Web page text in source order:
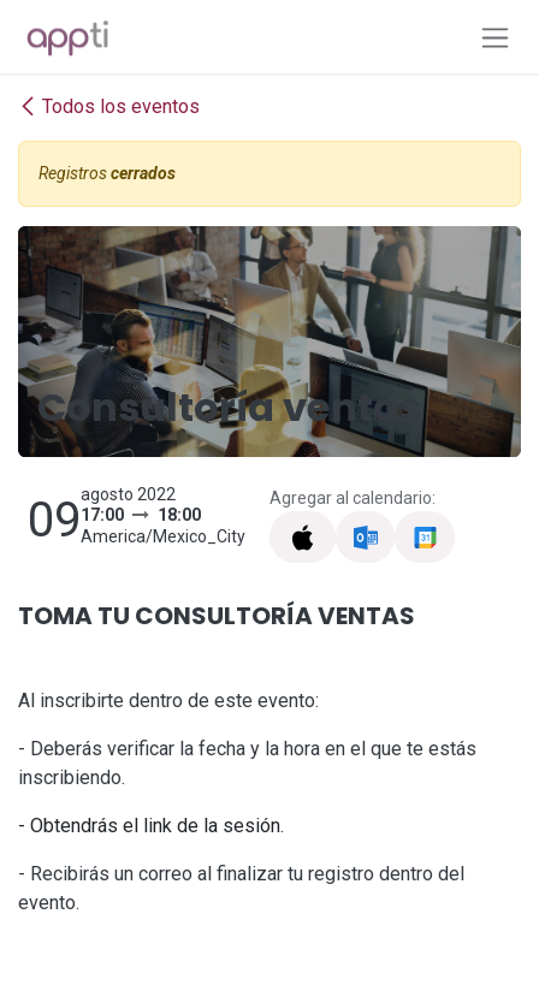
Todos los eventos
Registroscerrados
Consultoría ventas
09agosto 2022
17:00
18:00
America/Mexico_City
Agregar al calendario:
TOMA TU CONSULTORÍA VENTAS
Al inscribirte dentro de este evento:
- Deberás verificar la fecha y la hora en el que te estás
inscribiendo.
- Obtendrás el link de la sesión.
- Recibirás un correo al finalizar tu registro dentro del
evento.